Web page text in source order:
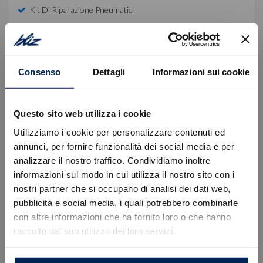
Consenso Dettagli Informazioni sui cookie
Questo sito web utilizza i cookie
Utilizziamo i cookie per personalizzare contenuti ed
annunci, per fornire funzionalità dei social media e per
analizzare il nostro traffico. Condividiamo inoltre
informazioni sul modo in cui utilizza il nostro sito con i
nostri partner che si occupano di analisi dei dati web,
pubblicità e social media, i quali potrebbero combinarle
con altre informazioni che ha fornito loro o che hanno
raccolto dal suo utilizzo dei loro servizi.
Kit Di Riparazione Pneumatici
Equipaggiamento di serie
Auto nuova da immatricolare.
Offerta valida con ritiro permuta/rottamazione e
immatricolazione entro il mese corrente, escluse
spese, kit di preparazione, IPT e contributo
ambientale PFU.
Per informazioni e preventivi personalizzati La
invitiamo a prendere appuntamento con un nostro
consulente dedicato:
Sede di Tavagnacco, Via Nazionale 52 | +39 0432
Errore
Caricamento veicoli non riuscito